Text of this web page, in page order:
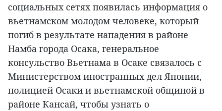
социальных сетях появилась информация о
вьетнамском молодом человеке, который
погиб в результате нападения в районе
Намба города Осака, генеральное
консульство Вьетнама в Осаке связалось с
Министерством иностранных дел Японии,
полицией Осаки и вьетнамской общиной в
районе Кансай, чтобы узнать о